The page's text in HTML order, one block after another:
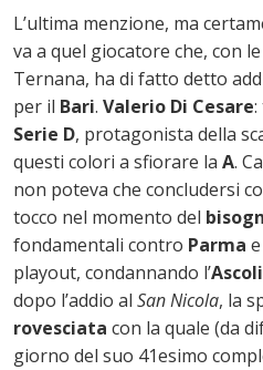
L’ultima menzione, ma
va a quel giocatore che, con
Ternana, ha di fatto detto
per il Bari. Valerio Di Cesare
Serie D, protagonista della
questi colori a sfiorare la A.
non poteva che concludersi
tocco nel momento del
fondamentali contro Parma e
playout, condannando l’Ascoli
dopo l’addio al San Nicola, la
rovesciata con la quale (da
giorno del suo 41esimo